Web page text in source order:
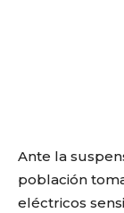
Ante la
población
eléctricos